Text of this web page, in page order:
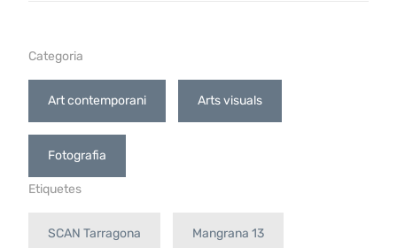
Categoria
Art contemporani Arts visuals
Fotografia
Etiquetes
SCAN Tarragona Mangrana 13